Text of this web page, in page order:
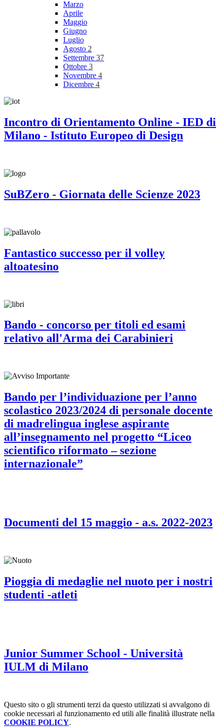
Marzo
Aprile
Maggio
Giugno
Luglio
Agosto 2
Settembre 37
Ottobre 3
Novembre 4
Dicembre 4
Incontro di Orientamento Online - IED di
Milano - Istituto Europeo di Design
SuBZero - Giornata delle Scienze 2023
Fantastico successo per il volley
altoatesino
Bando - concorso per titoli ed esami
relativo all'Arma dei Carabinieri
Bando per l’individuazione per l’anno
scolastico 2023/2024 di personale docente
di madrelingua inglese aspirante
all’insegnamento nel progetto “Liceo
scientifico riformato – sezione
internazionale”
Documenti del 15 maggio - a.s. 2022-2023
Pioggia di medaglie nel nuoto per i nostri
studenti -atleti
Junior Summer School - Università
IULM di Milano
Questo sito o gli strumenti terzi da questo utilizzati si avvalgono di
cookie necessari al funzionamento ed utili alle finalità illustrate nella
COOKIE POLICY.